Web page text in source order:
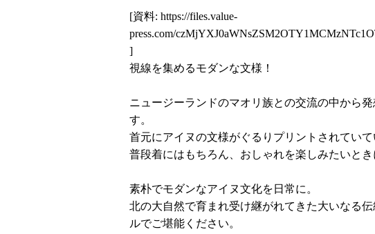
[資料: https://files.value-
press.com/
]
視線を集めるモダンな文様！
ニュージーランドのマオリ族との交流の中から
す。
首元にアイヌの文様がぐるりプリントされていて
普段着にはもちろん、おしゃれを楽しみたいとき
素朴でモダンなアイヌ文化を日常に。
北の大自然で育まれ受け継がれてきた大いなる
ルでご堪能ください。